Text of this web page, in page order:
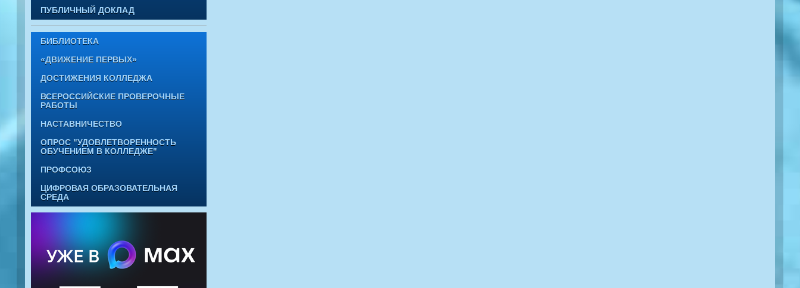
ПУБЛИЧНЫЙ ДОКЛАД
БИБЛИОТЕКА
«ДВИЖЕНИЕ ПЕРВЫХ»
ДОСТИЖЕНИЯ КОЛЛЕДЖА
ВСЕРОССИЙСКИЕ ПРОВЕРОЧНЫЕ
РАБОТЫ
НАСТАВНИЧЕСТВО
ОПРОС "УДОВЛЕТВОРЕННОСТЬ
ОБУЧЕНИЕМ В КОЛЛЕДЖЕ"
ПРОФСОЮЗ
ЦИФРОВАЯ ОБРАЗОВАТЕЛЬНАЯ
СРЕДА